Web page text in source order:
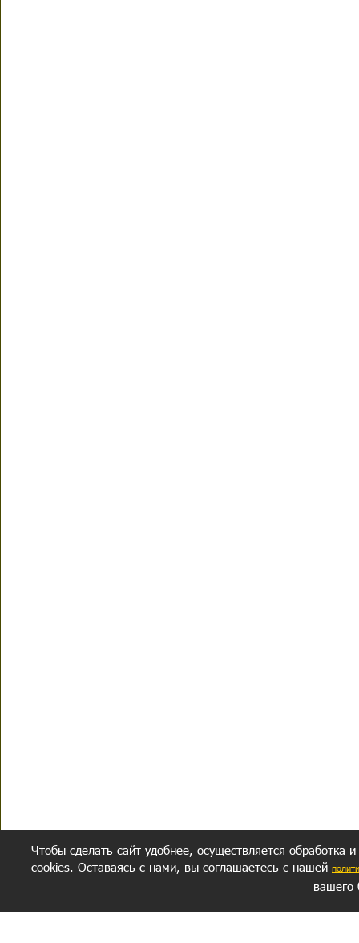
Чтобы сделать сайт удобнее, осуществляется обработка
cookies. Оставаясь с нами, вы соглашаетесь с нашей
вашего